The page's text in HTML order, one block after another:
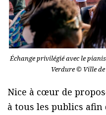
Échange privilégié avec le
Verdure © Ville
Nice à cœur de
à tous les publics